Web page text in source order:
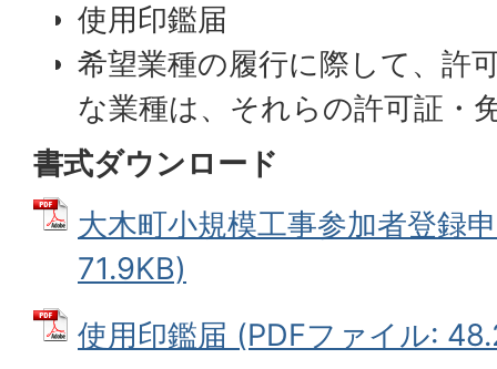
使用印鑑届
希望業種の履行に際して、許
な業種は、それらの許可証・
書式ダウンロード
大木町小規模工事参加者登録
71.9KB)
使用印鑑届 (PDFファイル: